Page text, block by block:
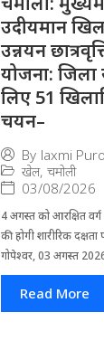
उदीयमान
उन्नयन
योजना: जिला
लिए 51
चयन–
By laxmi
खेल, चमोली
03/08/2026
4 अगस्त को आरक्षित
की होगी शारीरिक दक्षता
गोपेश्वर, 03 अगस्त
Read More